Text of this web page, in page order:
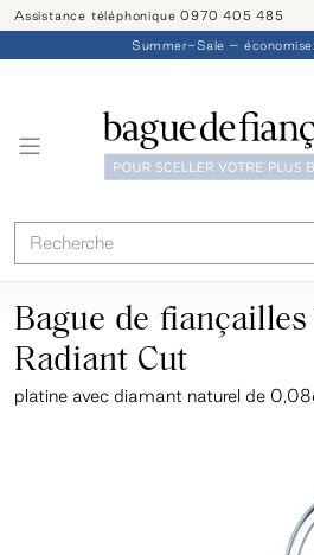
Assistance téléphonique 0970 405 485
Summer-Sale –
Bague de
Radiant Cut
platine avec diamant naturel de